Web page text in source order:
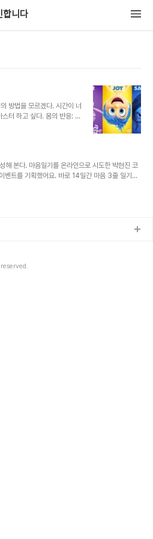
합니다
방법을 모르겠다. 시간이 너
터 하고 싶다. 몸의 반응: 부
다. 어떤 분의 답에 손뼉을
가 안난다. 원하는 것 : 고
트레스로 아이스크림 퍼먹
나. 마음을 보살핀다. 감정:
과 디자인을 구현했다. 원하
로 폴짝 폴짝 뛰었다. 성찰:
해 본다. 마음일기를 온라인으로 시도한 박현진 코
벤트를 기획했어요. 바로 14일간 마음 3줄 일기를
을 했고 총 32명이 신청하셨고요, 마음일기를 잘
글이 달렸습니다. 긍정적인 마음에는 함께 즐거워